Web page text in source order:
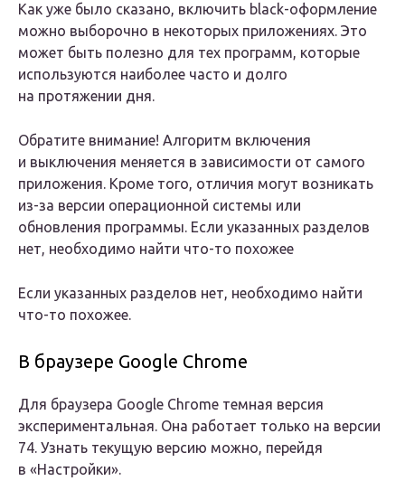
Как уже было сказано, включить black-оформление
можно выборочно в некоторых приложениях. Это
может быть полезно для тех программ, которые
используются наиболее часто и долго
на протяжении дня.
Обратите внимание! Алгоритм включения
и выключения меняется в зависимости от самого
приложения. Кроме того, отличия могут возникать
из-за версии операционной системы или
обновления программы. Если указанных разделов
нет, необходимо найти что-то похожее
Если указанных разделов нет, необходимо найти
что-то похожее.
В браузере Google Chrome
Для браузера Google Chrome темная версия
экспериментальная. Она работает только на версии
74. Узнать текущую версию можно, перейдя
в «Настройки».